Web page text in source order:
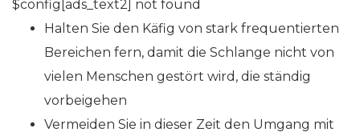
$config[ads_text2] not found
Halten Sie den Käfig von stark frequentierten
Bereichen fern, damit die Schlange nicht von
vielen Menschen gestört wird, die ständig
vorbeigehen
Vermeiden Sie in dieser Zeit den Umgang mit